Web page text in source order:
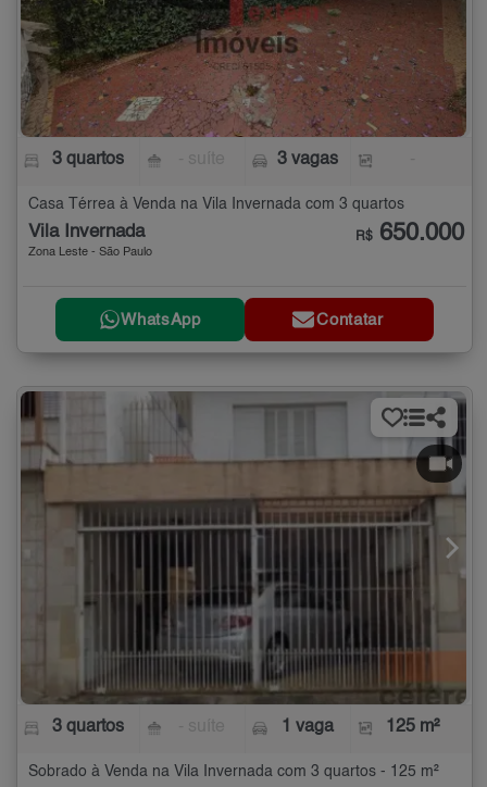
3 quartos 3 vagas
Casa Térrea à Venda na Vila Invernada com 3 quartos
Vila Invernada
Zona Leste - São Paulo
R$ 650.000
WhatsApp Contatar
3 quartos 1 vaga 125 m²
Sobrado à Venda na Vila Invernada com 3 quartos - 125 m²